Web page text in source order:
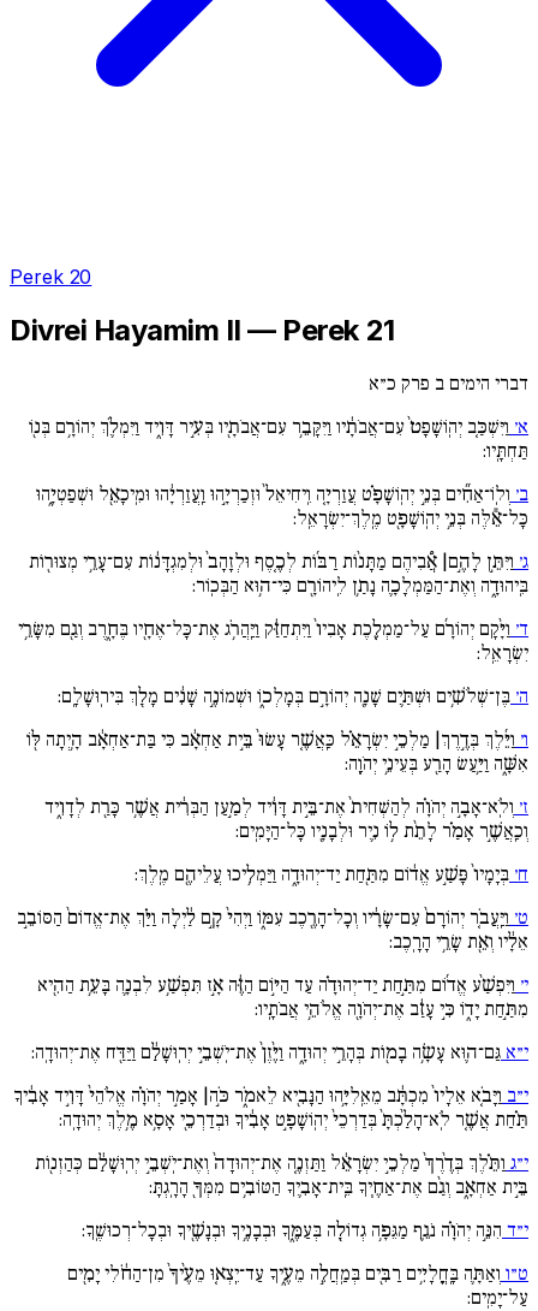
Perek 20
Divrei Hayamim II — Perek 21
דברי הימים ב פרק כ״א
א׳ וַיִּשְׁכַּ֚ב יְהֽוֹשָׁפָט֙ עִם־אֲבֹתָ֔יו וַיִּקָּבֵ֥ר עִם־אֲבֹתָ֖יו בְּעִ֣יר דָּוִ֑יד וַיִּמְלֹ֛ךְ יְהוֹרָ֥ם בְּנ֖וֹ
תַּחְתָּֽיו:
ב׳ וְלֽוֹ־אַחִ֞ים בְּנֵ֣י יְהֽוֹשָׁפָ֗ט עֲזַרְיָ֚ה וִֽיחִיאֵל֙ וּזְכַרְיָ֣הוּ וַֽעֲזַרְיָ֔הוּ וּמִֽיכָאֵ֖ל וּשְׁפַטְיָ֑הוּ
כָּל־אֵ֕לֶּה בְּנֵ֥י יְהֽוֹשָׁפָ֖ט מֶֽלֶךְ־יִשְׂרָאֵֽל:
ג׳ וַיִּתֵּ֣ן לָהֶ֣ם| אֲ֠בִיהֶם מַתָּנ֨וֹת רַבּ֜וֹת לְכֶ֚סֶף וּלְזָהָב֙ וּלְמִגְדָּנ֔וֹת עִם־עָרֵ֥י מְצוּר֖וֹת
בִּֽיהוּדָ֑ה וְאֶת־הַמַּמְלָכָ֛ה נָתַ֥ן לִֽיהוֹרָ֖ם כִּי־ה֥וּא הַבְּכֽוֹר:
ד׳ וַיָּ֨קָם יְהוֹרָ֜ם עַל־מַמְלֶ֚כֶת אָבִיו֙ וַיִּתְחַזַּ֔ק וַיַּֽהֲרֹ֥ג אֶת־כָּל־אֶחָ֖יו בֶּחָ֑רֶב וְגַ֖ם מִשָּׂרֵ֥י
יִשְׂרָאֵֽל:
ה׳ בֶּן־שְׁלֹשִׁ֥ים וּשְׁתַּ֛יִם שָׁנָ֖ה יְהוֹרָ֣ם בְּמָלְכ֑וֹ וּשְׁמוֹנֶ֣ה שָׁנִ֔ים מָלַ֖ךְ בִּירֽוּשָׁלִָֽם:
ו׳ וַיֵּ֜לֶךְ בְּדֶ֣רֶךְ| מַלְכֵ֣י יִשְׂרָאֵ֗ל כַּֽאֲשֶׁ֚ר עָשׂוּ֙ בֵּ֣ית אַחְאָ֔ב כִּי בַּת־אַחְאָ֔ב הָ֥יְתָה לּ֖וֹ
אִשָּׁ֑ה וַיַּ֥עַשׂ הָרַ֖ע בְּעֵינֵ֥י יְהֹוָֽה:
ז׳ וְלֹֽא־אָבָ֣ה יְהֹוָ֗ה לְהַשְׁחִית֙ אֶת־בֵּ֣ית דָּוִ֔יד לְמַ֣עַן הַבְּרִ֔ית אֲשֶׁ֥ר כָּרַ֖ת לְדָוִ֑יד
וְכַֽאֲשֶׁ֣ר אָמַ֗ר לָתֵ֨ת ל֥וֹ נִ֛יר וּלְבָנָ֖יו כָּל־הַיָּמִֽים:
ח׳ בְּיָמָיו֙ פָּשַׁ֣ע אֱד֔וֹם מִתַּ֖חַת יַד־יְהוּדָ֑ה וַיַּמְלִ֥יכוּ עֲלֵיהֶ֖ם מֶֽלֶךְ:
ט׳ וַיַּֽעֲבֹ֚ר יְהוֹרָם֙ עִם־שָׂרָ֔יו וְכָל־הָרֶ֖כֶב עִמּ֑וֹ וַיְהִי֙ קָ֣ם לַ֔יְלָה וַיַּ֗ךְ אֶת־אֱדוֹם֙ הַסּוֹבֵ֣ב
אֵלָ֔יו וְאֵ֖ת שָׂרֵ֥י הָרָֽכֶב:
י׳ וַיִּפְשַׁ֨ע אֱד֜וֹם מִתַּ֣חַת יַד־יְהוּדָ֗ה עַד הַיּ֣וֹם הַזֶּ֔ה אָ֣ז תִּפְשַׁ֥ע לִבְנָ֛ה בָּעֵ֥ת הַהִ֖יא
מִתַּ֣חַת יָד֑וֹ כִּ֣י עָזַ֔ב אֶת־יְהֹוָ֖ה אֱלֹהֵ֥י אֲבֹתָֽיו:
י״א גַּם־ה֛וּא עָשָׂ֥ה בָמ֖וֹת בְּהָרֵ֣י יְהוּדָ֑ה וַיֶּ֙זֶן֙ אֶת־יֹֽשְׁבֵ֣י יְרֽוּשָׁלִַ֔ם וַיַּדַּ֖ח אֶת־יְהוּדָֽה:
י״ב וַיָּבֹ֚א אֵלָיו֙ מִכְתָּ֔ב מֵאֵֽלִיָּ֥הוּ הַנָּבִ֖יא לֵאמֹ֑ר כֹּ֣ה| אָמַ֣ר יְהֹוָ֗ה אֱלֹהֵי֙ דָּוִ֣יד אָבִ֔יךָ
תַּ֗חַת אֲשֶׁ֚ר לֹֽא־הָלַ֙כְתָּ֙ בְּדַרְכֵי֙ יְהֽוֹשָׁפָ֣ט אָבִ֔יךָ וּבְדַרְכֵ֖י אָסָ֥א מֶ֥לֶךְ יְהוּדָֽה:
י״ג וַתֵּ֗לֶךְ בְּדֶ֙רֶךְ֙ מַלְכֵ֣י יִשְׂרָאֵ֔ל וַתַּזְנֶ֚ה אֶת־יְהוּדָה֙ וְאֶת־יֹֽשְׁבֵ֣י יְרֽוּשָׁלִַ֔ם כְּהַזְנ֖וֹת
בֵּ֣ית אַחְאָ֑ב וְגַ֨ם אֶת־אַחֶ֧יךָ בֵּֽית־אָבִ֛יךָ הַטּוֹבִ֥ים מִמְּךָ֖ הָרָֽגְתָּ:
י״ד הִנֵּ֣ה יְהֹוָ֗ה נֹגֵ֛ף מַגֵּפָ֥ה גְדוֹלָ֖ה בְּעַמֶּ֑ךָ וּבְבָנֶ֥יךָ וּבְנָשֶׁ֖יךָ וּבְכָל־רְכוּשֶֽׁךָ:
ט״ו וְאַתָּ֛ה בָּֽחֳלָיִ֥ים רַבִּ֖ים בְּמַֽחֲלֵ֣ה מֵעֶ֑יךָ עַד־יֵֽצְא֚וּ מֵעֶ֙יךָ֙ מִן־הַחֹ֔לִי יָמִ֖ים
עַל־יָמִֽים: